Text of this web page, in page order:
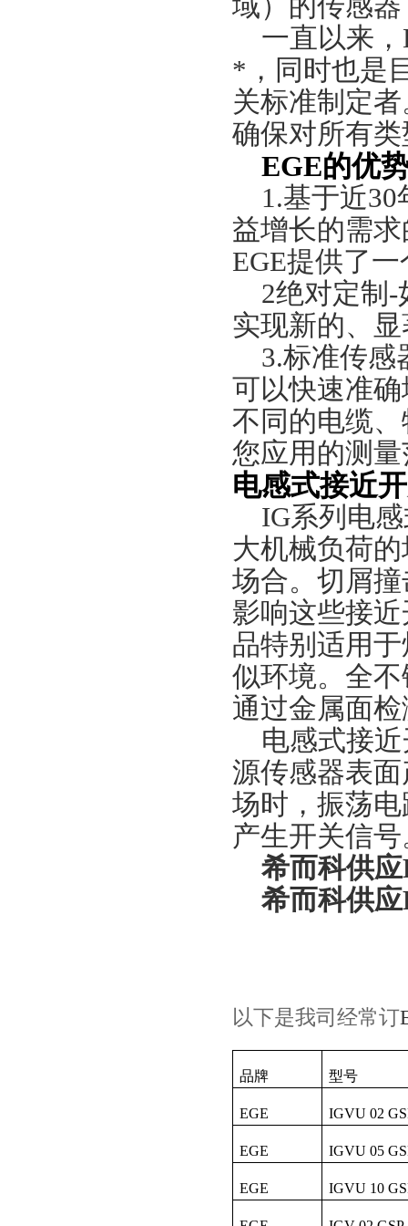
域）的传感器
一直以来，
*，同时也是
关标准制定者
确保对所有
EGE的优
1.基于近30
益增长的需
EGE提供了一
2绝对定制 -
实现新的、
3.标准传感
可以快速准
不同的电缆
您应用的测
电感式接近
IG系列电
大机械负荷
场合。切屑
影响这些接
品特别适用
似环境。全
通过金属面
电感式接
源传感器表
场时，振荡
产生开关信号
希而科供
希而科供
以下是我司经常订
品牌 型号
EGE IGVU 02
EGE IGVU 05
EGE IGVU 10